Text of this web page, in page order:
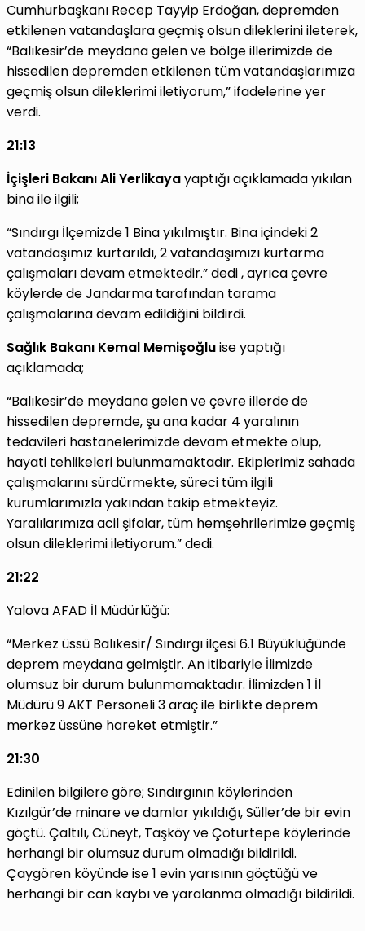
Cumhurbaşkanı Recep Tayyip Erdoğan, depremden
etkilenen vatandaşlara geçmiş olsun dileklerini ileterek,
“Balıkesir’de meydana gelen ve bölge illerimizde de
hissedilen depremden etkilenen tüm vatandaşlarımıza
geçmiş olsun dileklerimi iletiyorum,” ifadelerine yer
verdi.
21:13
İçişleri Bakanı Ali Yerlikayayaptığı açıklamada yıkılan
bina ile ilgili;
“Sındırgı İlçemizde 1 Bina yıkılmıştır. Bina içindeki 2
vatandaşımız kurtarıldı, 2 vatandaşımızı kurtarma
çalışmaları devam etmektedir.” dedi , ayrıca çevre
köylerde de Jandarma tarafından tarama
çalışmalarına devam edildiğini bildirdi.
Sağlık Bakanı Kemal Memişoğluise yaptığı
açıklamada;
“Balıkesir’de meydana gelen ve çevre illerde de
hissedilen depremde, şu ana kadar 4 yaralının
tedavileri hastanelerimizde devam etmekte olup,
hayati tehlikeleri bulunmamaktadır. Ekiplerimiz sahada
çalışmalarını sürdürmekte, süreci tüm ilgili
kurumlarımızla yakından takip etmekteyiz.
Yaralılarımıza acil şifalar, tüm hemşehrilerimize geçmiş
olsun dileklerimi iletiyorum.” dedi.
21:22
Yalova AFAD İl Müdürlüğü:
“Merkez üssü Balıkesir/ Sındırgı ilçesi 6.1 Büyüklüğünde
deprem meydana gelmiştir. An itibariyle İlimizde
olumsuz bir durum bulunmamaktadır. İlimizden 1 İl
Müdürü 9 AKT Personeli 3 araç ile birlikte deprem
merkez üssüne hareket etmiştir.”
21:30
Edinilen bilgilere göre; Sındırgının köylerinden
Kızılgür’de minare ve damlar yıkıldığı, Süller’de bir evin
göçtü. Çaltılı, Cüneyt, Taşköy ve Çoturtepe köylerinde
herhangi bir olumsuz durum olmadığı bildirildi.
Çaygören köyünde ise 1 evin yarısının göçtüğü ve
herhangi bir can kaybı ve yaralanma olmadığı bildirildi.